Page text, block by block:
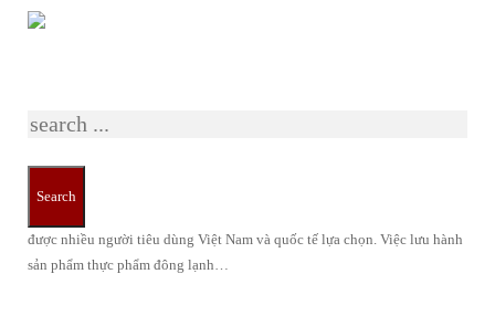
Search
Công bố thực phẩm đông lạnh Thực phẩm đông lạnh được bày bán phổ
được nhiều người tiêu dùng Việt Nam và quốc tế lựa chọn. Việc lưu hành
sản phẩm thực phẩm đông lạnh…